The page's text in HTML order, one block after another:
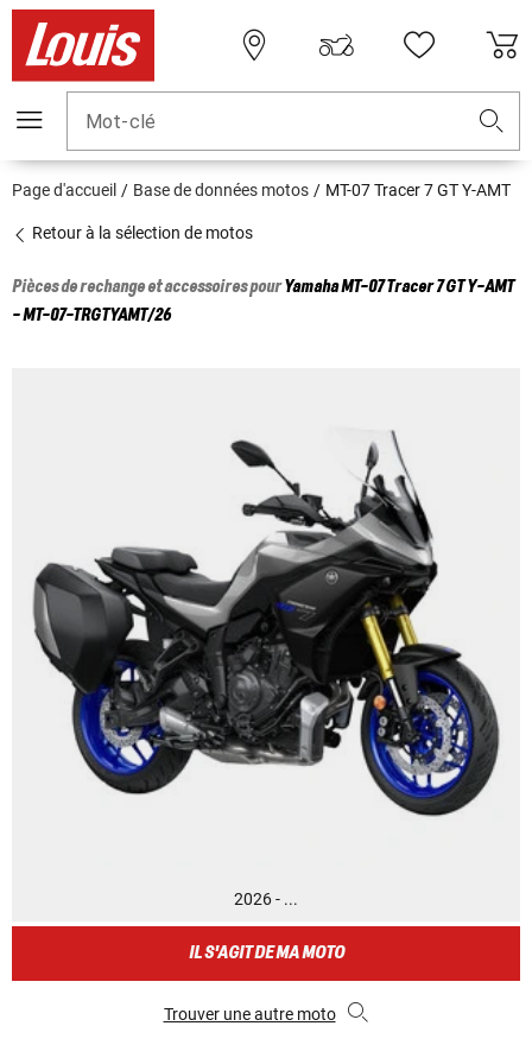
Mot-clé
Page d'accueil Base de données motos MT-07 Tracer 7 GT Y-AMT
Retour à la sélection de motos
Pièces de rechange et accessoires pourYamahaMT-07 Tracer 7 GT Y-AMT
- MT-07-TRGTYAMT/26
2026 - ...
IL S'AGIT DE MA MOTO
Trouver une autre moto